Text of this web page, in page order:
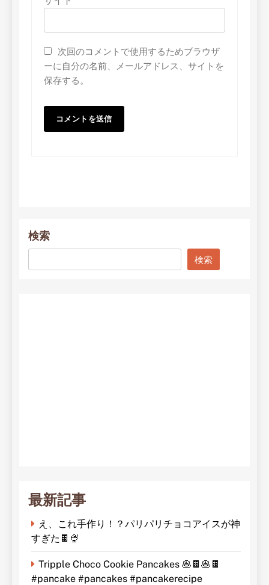
次回のコメントで使用するためブラウザ
ーに自分の名前、メールアドレス、サイトを
保存する。
検索
検索
最新記事
え、これ手作り！？パリパリチョコアイスが神
すぎた🍫🍨
Tripple Choco Cookie Pancakes 🥞🍫🥞🍫
#pancake #pancakes #pancakerecipe